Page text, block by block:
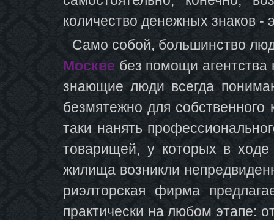
количество денежных знаков -
Само собой, большинство
Москве без помощи
знающие люди всегда
безмятежно для
таки нанять
товарищей, у которых в
жилища возникли
риэлторская фирма
практически на любом этапе: